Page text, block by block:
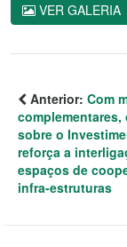
VER GALERIA
Anterior: Com
complementares,
sobre o
reforça a
espaços de
infra-estruturas